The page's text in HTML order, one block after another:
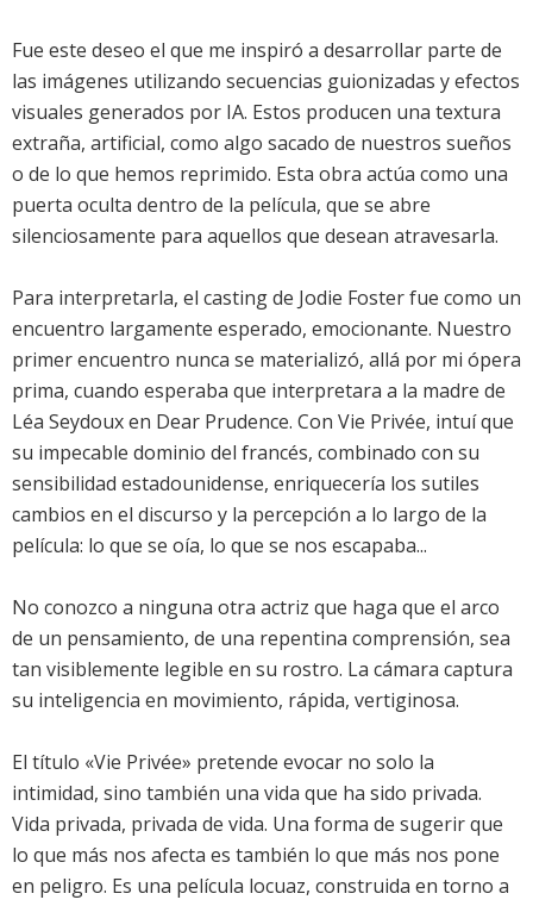
Fue este deseo el que me inspiró a desarrollar parte de
las imágenes utilizando secuencias guionizadas y efectos
visuales generados por IA. Estos producen una textura
extraña, artificial, como algo sacado de nuestros sueños
o de lo que hemos reprimido. Esta obra actúa como una
puerta oculta dentro de la película, que se abre
silenciosamente para aquellos que desean atravesarla.
Para interpretarla, el casting de Jodie Foster fue como un
encuentro largamente esperado, emocionante. Nuestro
primer encuentro nunca se materializó, allá por mi ópera
prima, cuando esperaba que interpretara a la madre de
Léa Seydoux en Dear Prudence. Con Vie Privée, intuí que
su impecable dominio del francés, combinado con su
sensibilidad estadounidense, enriquecería los sutiles
cambios en el discurso y la percepción a lo largo de la
película: lo que se oía, lo que se nos escapaba...
No conozco a ninguna otra actriz que haga que el arco
de un pensamiento, de una repentina comprensión, sea
tan visiblemente legible en su rostro. La cámara captura
su inteligencia en movimiento, rápida, vertiginosa.
El título «Vie Privée» pretende evocar no solo la
intimidad, sino también una vida que ha sido privada.
Vida privada, privada de vida. Una forma de sugerir que
lo que más nos afecta es también lo que más nos pone
en peligro. Es una película locuaz, construida en torno a